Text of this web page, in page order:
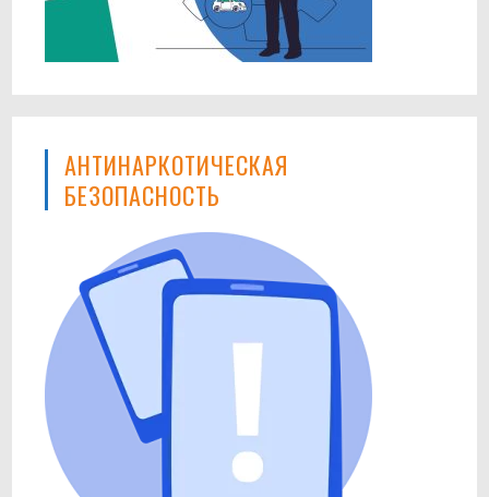
АНТИНАРКОТИЧЕСКАЯ
БЕЗОПАСНОСТЬ